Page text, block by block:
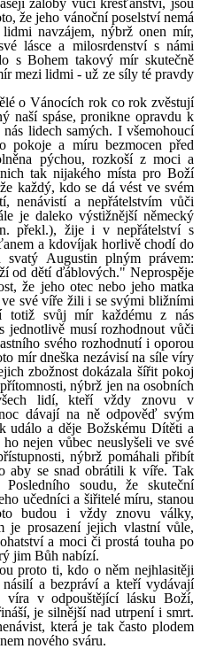
žaloby vůči křesťanství, jsou
že jeho vánoční poselství nemá
navzájem, nýbrž onen mír,
lásce a milosrdenství s námi
s Bohem takový mír skutečně
mezi lidmi - už ze síly té pravdy
o Vánocích rok co rok zvěstují
naší spáse, pronikne opravdu k
lidech samých. I všemohoucí
pokoje a míru bezmocen před
pýchou, rozkoší z moci a
tak nijakého místa pro Boží
každý, kdo se dá vést ve svém
nenávistí a nepřátelstvím vůči
je daleko výstižnější německý
překl.), žije i v nepřátelství s
a kdovíjak horlivě chodí do
Augustin plným právem:
od dětí ďáblových." Neprospěje
že jeho otec nebo jeho matka
své víře žili i se svými bližními
totiž svůj mír každému z nás
jednotlivě musí rozhodnout vůči
svého rozhodnutí i oporou
mír dneška nezávisí na síle víry
zbožnost dokázala šířit pokoj
nýbrž jen na osobních
lidí, kteří vždy znovu v
dávají na ně odpověď svým
událo a děje Božskému Dítěti a
nejen vůbec neuslyšeli ve své
nýbrž pomáhali přibít
aby se snad obrátili k víře. Tak
soudu, že skuteční
učedníci a šiřitelé míru, stanou
budou i vždy znovu války,
je prosazení jejich vlastní vůle,
a moci či prostá touha po
jim Bůh nabízí.
proto ti, kdo o něm nejhlasitěji
a bezpráví a kteří vydávají
víra v odpouštějící lásku Boží,
je silnější nad utrpení i smrt.
která je tak často plodem
nového sváru.